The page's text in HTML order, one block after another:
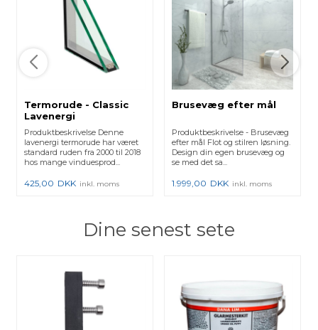
Termorude - Classic
Lavenergi
Produktbeskrivelse Denne
lavenergi termorude har været
standard ruden fra 2000 til 2018
hos mange vinduesprod...
425,00 DKK inkl. moms
Brusevæg efter mål
Produktbeskrivelse - Brusevæg
efter mål Flot og stilren løsning.
Design din egen brusevæg og
se med det sa...
1.999,00 DKK inkl. moms
Dine senest sete